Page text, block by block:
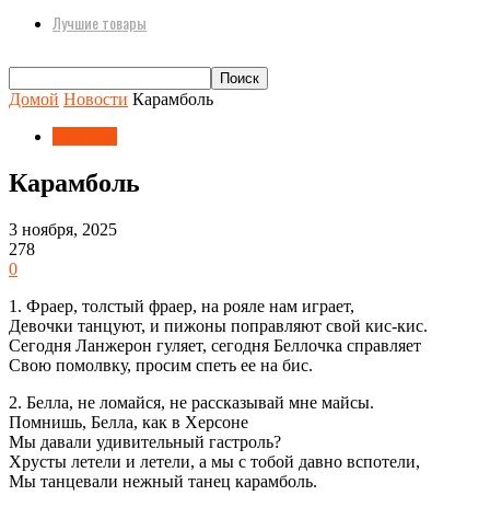
Лучшие товары
Домой Новости Карамболь
Карамболь
3 ноября, 2025
278
0
1. Фраер, толстый фраер, на рояле нам играет,
Девочки танцуют, и пижоны поправляют свой кис-кис.
Сегодня Ланжерон гуляет, сегодня Беллочка справляет
Свою помолвку, просим спеть ее на бис.
2. Белла, не ломайся, не рассказывай мне майсы.
Помнишь, Белла, как в Херсоне
Мы давали удивительный гастроль?
Хрусты летели и летели, а мы с тобой давно вспотели,
Мы танцевали нежный танец карамболь.